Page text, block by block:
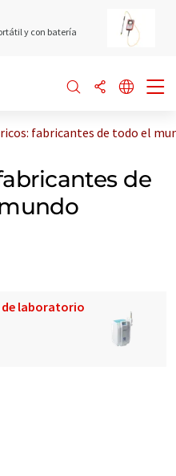
y con batería
fabricantes de todo el
de
de laboratorio